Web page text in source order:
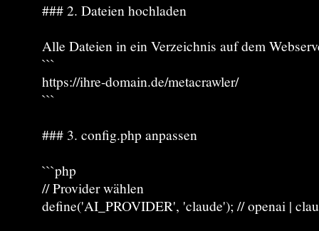
### 2. Dateien hochladen
Alle Dateien in ein Verzeichnis auf dem
```
https://ihre-domain.de/metacrawler/
```
### 3. config.php anpassen
```php
// Provider wählen
define('AI_PROVIDER', 'claude'); // openai |